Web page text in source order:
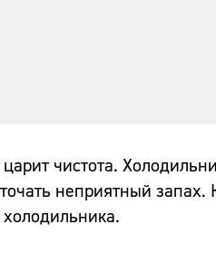
чистота.
неприятный запах.